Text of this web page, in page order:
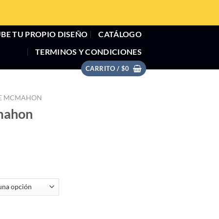
TU PROPIO DISEÑO
CATÁLOGO
TERMINOS Y CONDICIONES
CARRITO / $0
MCMAHON